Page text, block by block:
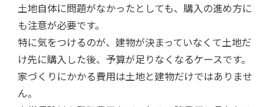
土地自体に問題がなかったとしても、購入の進め方に
も注意が必要です。
特に気をつけるのが、建物が決まっていなくて土地だ
け先に購入した後、予算が足りなくなるケースです。
家づくりにかかる費用は土地と建物だけではありませ
ん。